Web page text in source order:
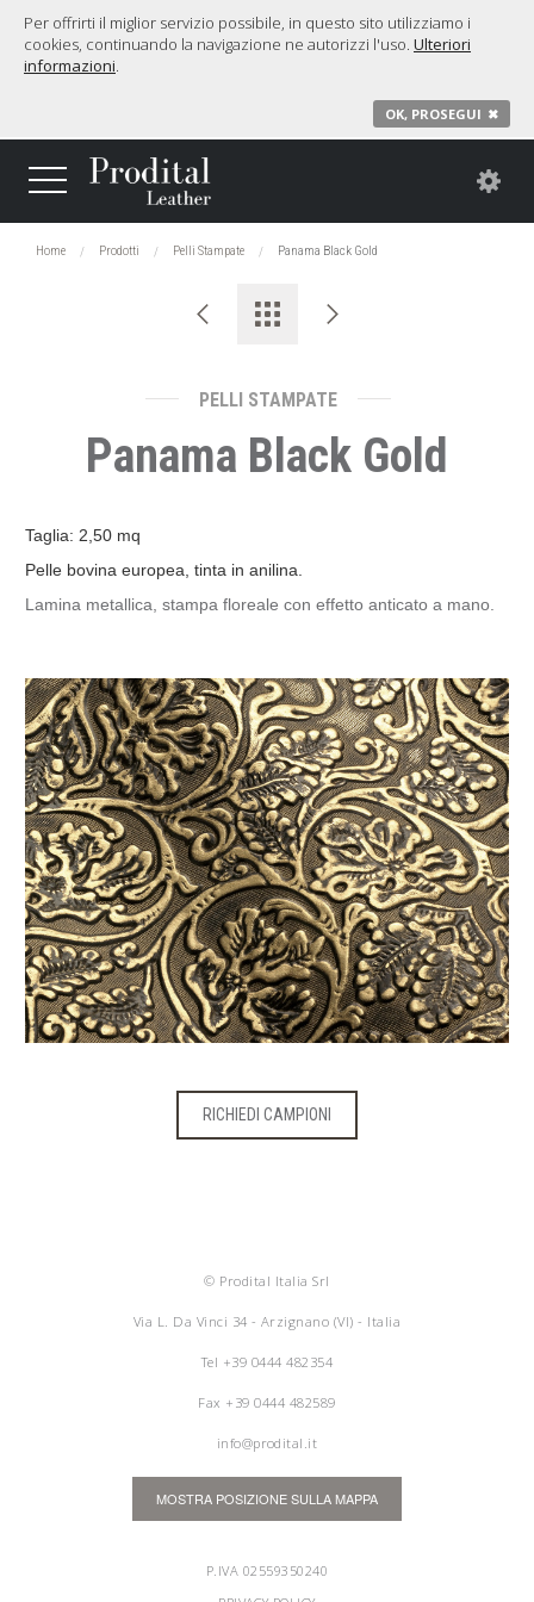
Per offrirti il miglior servizio possibile, in questo sito utilizziamo i
cookies, continuando la navigazione ne autorizzi l'uso. Ulteriori
informazioni.
OK, PROSEGUI ✖
Home Prodotti Pelli Stampate Panama Black Gold
PELLI STAMPATE
Panama Black Gold
Taglia: 2,50 mq
Pelle bovina europea, tinta in anilina.
Lamina metallica, stampa floreale con effetto anticato a mano.
RICHIEDI CAMPIONI
© Prodital Italia Srl
Via L. Da Vinci 34 - Arzignano (VI) - Italia
Tel +39 0444 482354
Fax +39 0444 482589
info@prodital.it
MOSTRA POSIZIONE SULLA MAPPA
P.IVA 02559350240